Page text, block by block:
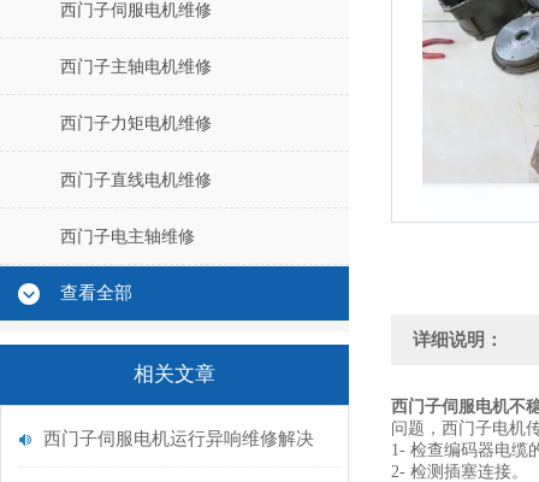
西门子伺服电机维修
西门子主轴电机维修
西门子力矩电机维修
西门子直线电机维修
西门子电主轴维修
查看全部
相关文章
西门子伺服电机运行异响维修解决
详细说明：
西门子伺服电机不
问题，西门子电机
1- 检查编码器电缆
2- 检测插塞连接。